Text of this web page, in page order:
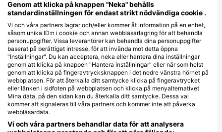
Dykcenter som serverar denna
dykplats
DRAGOMAN DIVING CENTRE
UZUNÇARŞI NO:15 KAŞ, 07580
ANTALYA, Turkiet
Oceanids Diving Centre
Andifli Mah. Ozturk Sk. No: 17/1 Kas,
07580 Antalya, Turkiet
Kuruoba Köyü, Harapiçi
Mevkii Harapiçi Küme Evleri
Andifli Mahallesi
Antalya Caddesi
Genom att klicka på knappen "Neka" behålls
standardinställningen för endast strikt nödvändiga cookie .
Vi och våra partners lagrar och/eller kommer åt information på en enhet,
såsom unika ID:n i cookie och annan webbläsarlagring för att behandla
personuppgifter. Vissa leverantörer kan behandla dina personuppgifter
baserat på berättigat intresse, för att invända mot detta öppna
"Inställningar". Du kan acceptera, neka eller hantera dina inställningar
genom att klicka på knappen "Hantera inställningar" eller när som helst
genom att klicka på fingeravtrycksknappen i det nedre vänstra hörnet på
webbplatsen. För att återkalla ditt samtycke klicka på fingeravtrycket
eller länken i sidfoten på webbplatsen och klicka på menyalternativet
Mina data, på den sidan kan du återkalla ditt samtycke. Dessa val
kommer att signaleras till våra partners och kommer inte att påverka
webbläsardata.
Vi och våra partners behandlar data för att analysera